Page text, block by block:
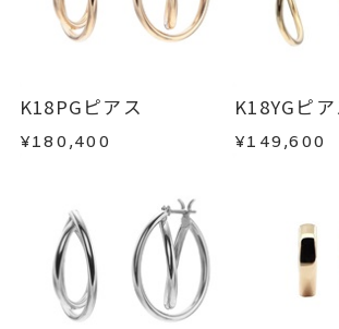
地金ピアス
ご注文いただいてから在庫状況
・在庫のご用意ができる場合： 約1
目安日数を頂戴し、一から製作いた
※お急ぎの方はご注文前にお問
い。事前に現在の納期状況を確認い
返品・交換
以下の場合、商品の返
は承りかねます。
・受注生産の商品
・お客さまのお手元で傷や汚れが発
・到着後ご連絡無く7日以上経過し
・販売期間が限定されている商品
・過度な交換・返品を繰り返して
商品の品質には万全を期しており
不良品の場合、またはご注文のお
K18PGピアス
¥180,400
K18YGピア
¥149,600